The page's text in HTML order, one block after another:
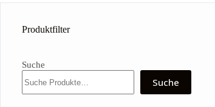
Produktfilter
Suche
Suche